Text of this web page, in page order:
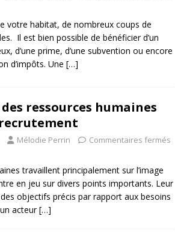
votre habitat, de nombreux coups de
Il est bien possible de bénéficier d’un
d’une prime, d’une subvention ou encore
d’impôts. Une […]
ressources humaines
Mélodie Perrin Commentaires fermés
travaillent principalement sur l’image
en jeu sur divers points importants. Leur
objectifs précis par rapport aux besoins
acteur[…]